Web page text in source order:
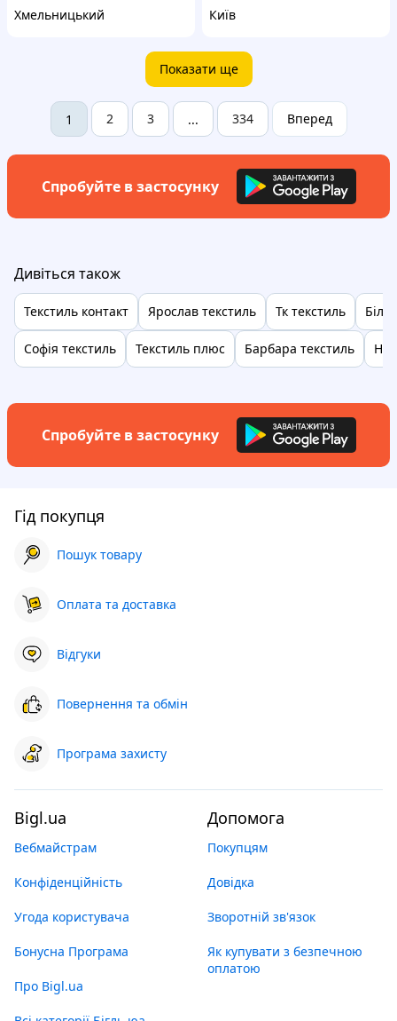
Хмельницький
Київ
Показати ще
1 2 3 ... 334 Вперед
Спробуйте в застосунку
Дивіться також
Текстиль контакт Ярослав текстиль Тк текстиль
Софія текстиль Текстиль плюс Барбара текстиль
Спробуйте в застосунку
Гід покупця
Пошук товару
Оплата та доставка
Відгуки
Повернення та обмін
Програма захисту
Bigl.ua
Вебмайстрам
Конфіденційність
Угода користувача
Бонусна Програма
Про Bigl.ua
Допомога
Покупцям
Довідка
Зворотній зв'язок
Як купувати з безпечною
оплатою